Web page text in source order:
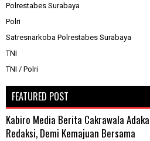
Polrestabes Surabaya
Polri
Satresnarkoba Polrestabes Surabaya
TNI
TNI / Polri
FEATURED POST
Kabiro Media Berita Cakrawala
Redaksi, Demi Kemajuan Bersama